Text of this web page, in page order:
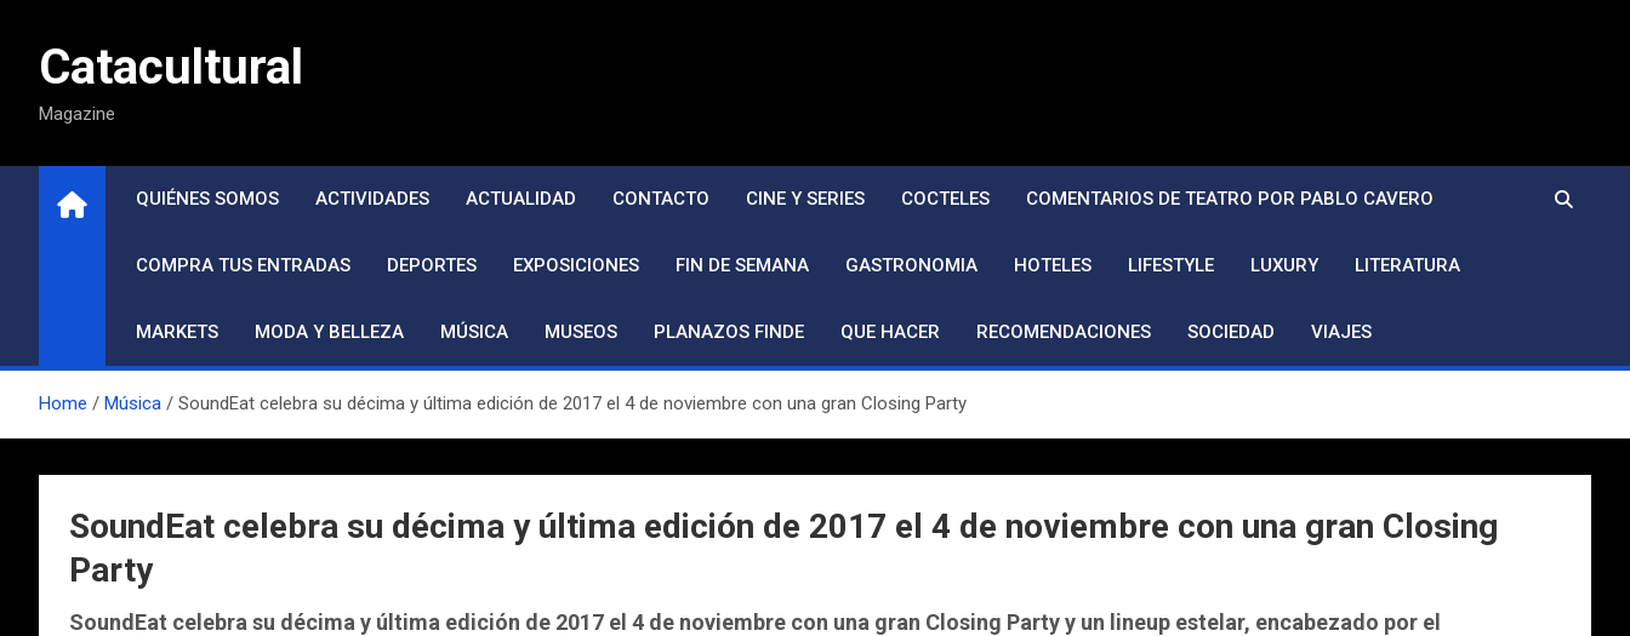
contenidoCatacultural
Magazine
QUIÉNES SOMOS ACTIVIDADES ACTUALIDAD CONTACTO CINE Y SERIES COCTELES COMENTARIOS DE TEATRO POR PABLO CAVERO
COMPRA TUS ENTRADAS DEPORTES EXPOSICIONES FIN DE SEMANA GASTRONOMIA HOTELES LIFESTYLE LUXURY LITERATURA
MARKETS MODA Y BELLEZA MÚSICA MUSEOS PLANAZOS FINDE QUE HACER RECOMENDACIONES SOCIEDAD VIAJES
Home Música SoundEat celebra su décima y última edición de 2017 el 4 de noviembre con una gran Closing Party
SoundEat celebra su décima y última edición de 2017 el 4 de noviembre con una gran Closing
Party
SoundEat celebra su décima y última edición de 2017 el 4 de noviembre con una gran Closing Party y un lineup estelar, encabezado por el